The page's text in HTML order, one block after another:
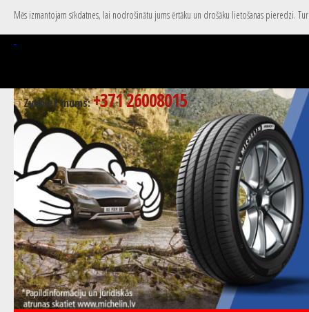
Mēs izmantojam sīkdatnes, lai nodrošinātu jums ērtāku un drošāku lietošanas pieredzi.
Zvaniet mums:+371 26008015